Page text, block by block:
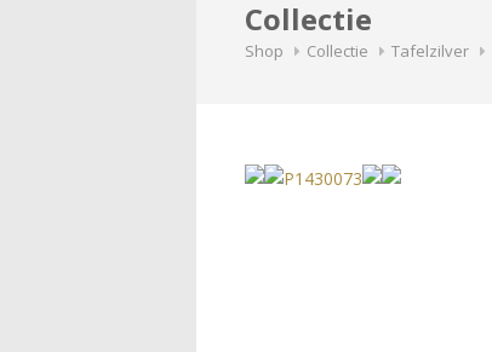
Collectie
Shop Collectie Tafelzilver